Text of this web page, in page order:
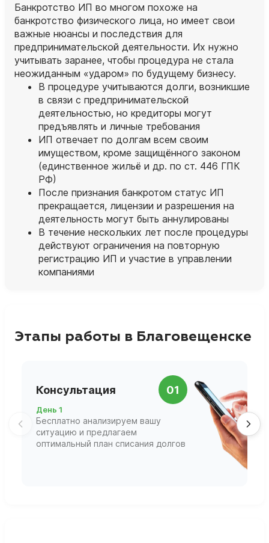
Банкротство ИП во многом похоже на
банкротство физического лица, но имеет свои
важные нюансы и последствия для
предпринимательской деятельности. Их нужно
учитывать заранее, чтобы процедура не стала
неожиданным «ударом» по будущему бизнесу.
В процедуре учитываются долги, возникшие
в связи с предпринимательской
деятельностью, но кредиторы могут
предъявлять и личные требования
ИП отвечает по долгам всем своим
имуществом, кроме защищённого законом
(единственное жильё и др. по ст. 446 ГПК
РФ)
После признания банкротом статус ИП
прекращается, лицензии и разрешения на
деятельность могут быть аннулированы
В течение нескольких лет после процедуры
действуют ограничения на повторную
регистрацию ИП и участие в управлении
компаниями
Этапы работы в Благовещенске
Консультация 01
День 1
Бесплатно анализируем вашу
ситуацию и предлагаем
оптимальный план списания долгов